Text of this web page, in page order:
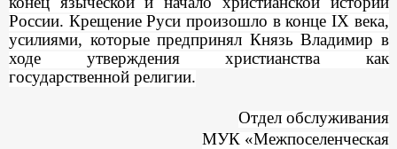
России. Крещение Руси произошло в конце IX века,
усилиями, которые предпринял Князь Владимир в
ходе утверждения христианства как
государственной религии.
Отдел обслуживания
МУК «Межпоселенческая